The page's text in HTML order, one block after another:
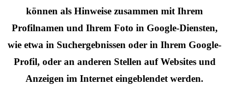
können als Hinweise zusammen mit Ihrem
Profilnamen und Ihrem Foto in Google-Diensten,
wie etwa in Suchergebnissen oder in Ihrem Google-
Profil, oder an anderen Stellen auf Websites und
Anzeigen im Internet eingeblendet werden.